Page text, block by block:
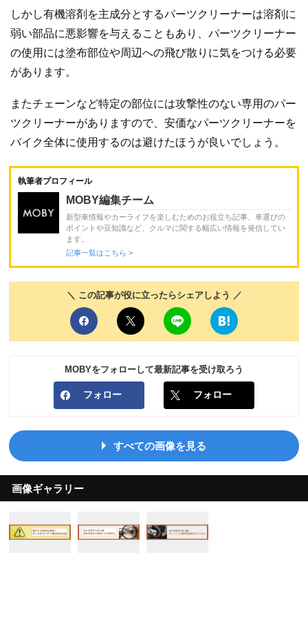
しかし有機溶剤を主成分とするパーツクリーナーは溶剤に
弱い部品に悪影響を与えることもあり、パーツクリーナー
の使用には塗布部位や周辺への飛び散りに気をつける必要
があります。
またチェーンなど特定の部位には攻撃性のない専用のパー
ツクリーナーがありますので、安価なパーツクリーナーを
バイク全体に使用するのは避けたほうが良いでしょう。
執筆者プロフィール
MOBY編集チーム
新型車情報やカーライフを楽しむためのお役立ち記事、車選びの
ポイントや豆知識など、クルマに関する幅広い情報を発信してい
ます。
記事一覧はこちら >
＼ この記事が役に立ったらシェアしよう ／
MOBYをフォローして最新記事を受け取ろう
フォロー フォロー
すべての画像を見る
画像ギャラリー